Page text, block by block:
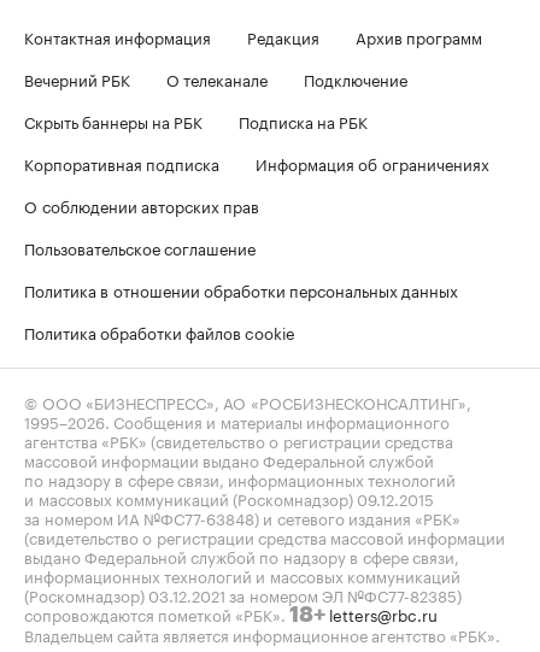
Контактная информация Редакция
Архив программ
Вечерний РБК
О телеканале
Подключение
Скрыть баннеры на РБК
Подписка на РБК
Корпоративная подписка
Информация об ограничениях
О соблюдении авторских прав
Пользовательское соглашение
Политика в отношении обработки персональных данных
Политика обработки файлов cookie
© ООО «БИЗНЕСПРЕСС», АО «РОСБИЗНЕСКОНСАЛТИНГ»,
1995–2026 . Сообщения и материалы информационного
агентства «РБК» (свидетельство о регистрации средства
массовой информации выдано Федеральной службой
по надзору в сфере связи, информационных технологий
и массовых коммуникаций (Роскомнадзор) 09.12.2015
за номером ИА №ФС77-63848) и сетевого издания «РБК»
(свидетельство о регистрации средства массовой информации
выдано Федеральной службой по надзору в сфере связи,
информационных технологий и массовых коммуникаций
(Роскомнадзор) 03.12.2021 за номером ЭЛ №ФС77-82385)
сопровождаются пометкой «РБК». 18+ letters@rbc.ru
Владельцем сайта является информационное агентство «РБК».